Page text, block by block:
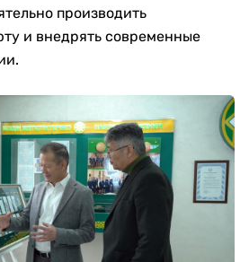
производить
и внедрять современные